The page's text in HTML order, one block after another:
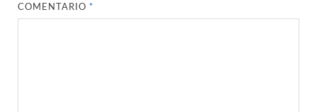
COMENTARIO*